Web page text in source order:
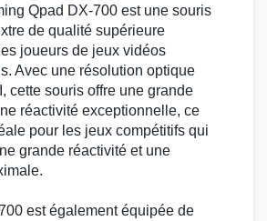
Qpad DX-700 est une souris
de qualité supérieure
joueurs de jeux vidéos
Avec une résolution optique
, cette souris offre une grande
réactivité exceptionnelle, ce
pour les jeux compétitifs qui
grande réactivité et une
est également équipée de